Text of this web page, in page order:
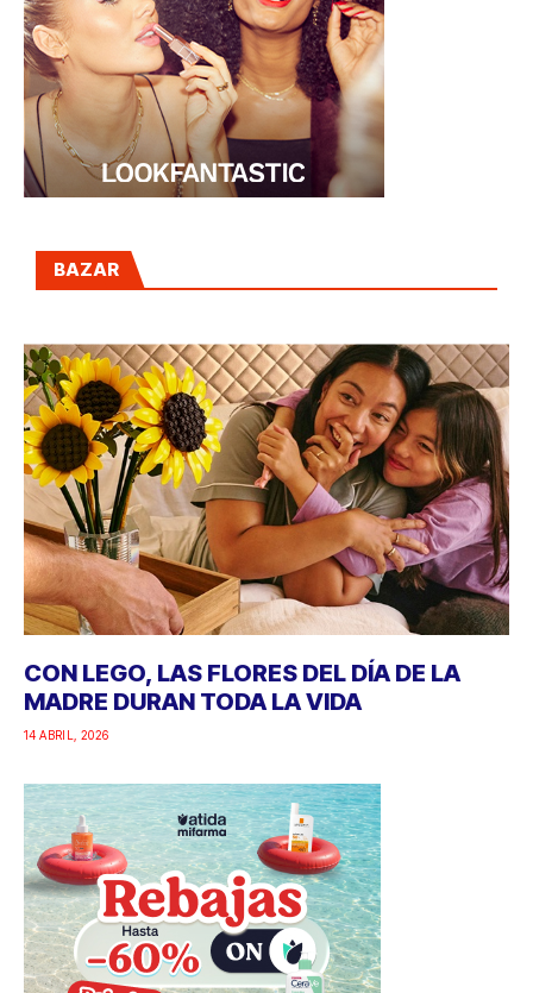
BAZAR
CON LEGO, LAS FLORES DEL DÍA DE LA
MADRE DURAN TODA LA VIDA
14 ABRIL, 2026